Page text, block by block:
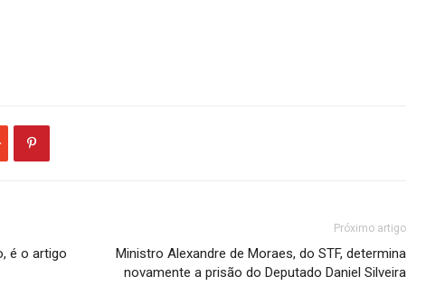
é o artigo
Próximo artigo
Ministro Alexandre de Moraes, do STF, determina
novamente a prisão do Deputado Daniel Silveira